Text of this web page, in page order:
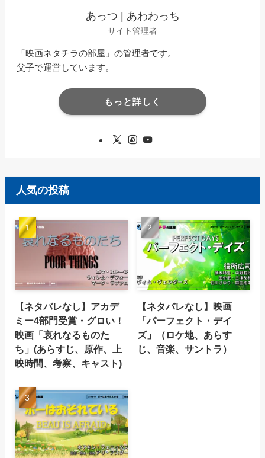
あっつ | あわわっち
サイト管理者
「映画ネタチラの部屋」の管理者です。
父子で運営しています。
もっと詳しく
人気の投稿
【ネタバレなし】アカデ
ミー4部門受賞・グロい！
映画「哀れなるものた
ち」(あらすじ、原作、上
映時間、考察、キャスト)
【ネタバレなし】映画
「パーフェクト・デイ
ズ」（ロケ地、あらす
じ、音楽、サントラ）